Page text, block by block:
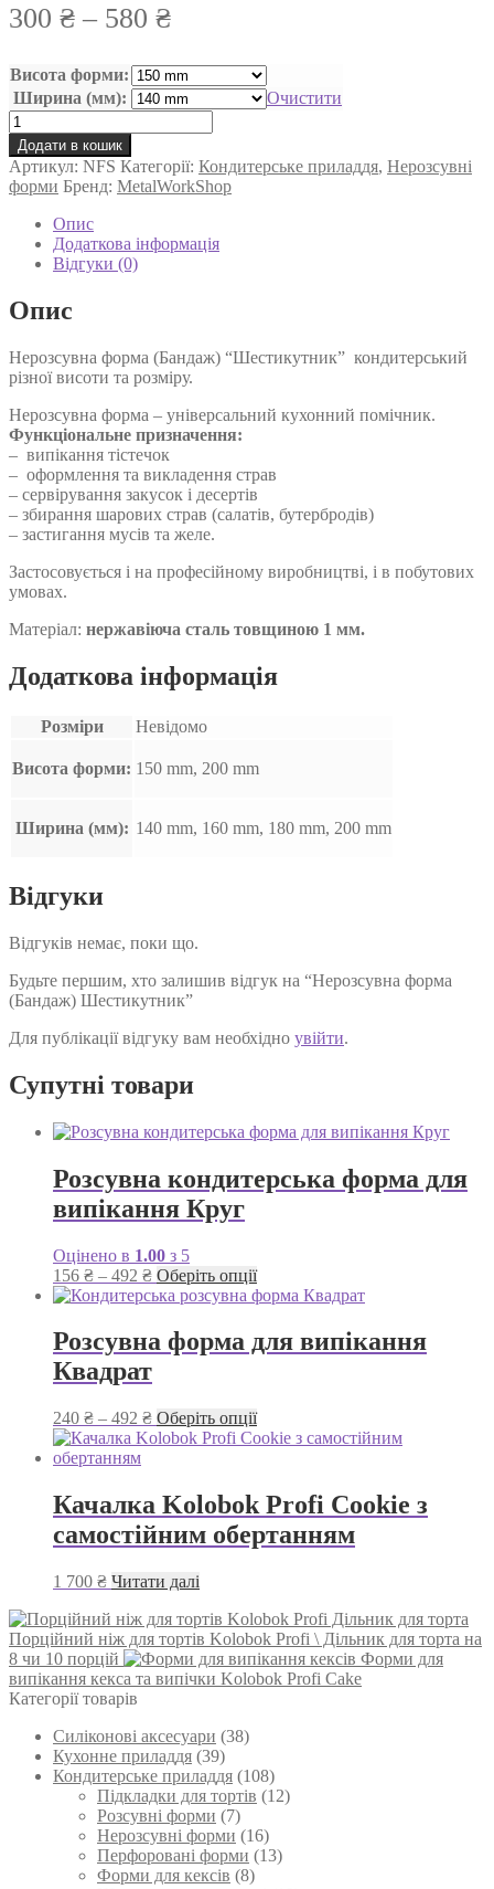
300 ₴ – 580 ₴Діапазон
від
300 ₴
580 ₴
Висота форми:
Ширина (мм):
Очистити
Нерозсувна
форма
(Бандаж)
Шестикутник
кількість
Додати в кошик
Артикул: NFS Категорії: Кондитерське приладдя, Нерозсувні
форми Бренд: MetalWorkShop
Опис
Додаткова інформація
Відгуки (0)
Опис
Нерозсувна форма (Бандаж) “Шестикутник” кондитерський
різної висоти та розміру.
Нерозсувна форма – універсальний кухонний помічник.
Функціональне призначення:
– випікання тістечок
– оформлення та викладення страв
– сервірування закусок і десертів
– збирання шарових страв (салатів, бутербродів)
– застигання мусів та желе.
Застосовується і на професійному виробництві, і в побутових
умовах.
Матеріал: нержавіюча сталь товщиною 1 мм.
Додаткова інформація
Розміри Невідомо
Висота форми: 150 mm, 200 mm
Ширина (мм): 140 mm, 160 mm, 180 mm, 200 mm
Відгуки
Відгуків немає, поки що.
Будьте першим, хто залишив відгук на “Нерозсувна форма
(Бандаж) Шестикутник”
Для публікації відгуку вам необхідно увійти.
Супутні товари
Розсувна кондитерська форма для
випікання Круг
Оцінено в 1.00 з 5
156 ₴ – 492 ₴Діапазон
цін:
156 ₴
до
492 ₴
Оберіть опціїЦей
товар
кілька
варіантів.
вибрати
на
Розсувна форма для випікання
Квадрат
240 ₴ – 492 ₴Діапазон
цін:
до
492 ₴
Оберіть опціїЦей
товар
варіантів.
Параметри
можна
товару
Качалка Kolobok Profi Cookie з
самостійним обертанням
1 700 ₴ Читати далі
Порційний ніж для тортів Kolobok Profi \ Дільник для торта на
8 чи 10 порцій
Форми для
випікання кекса та випічки Kolobok Profi Cake
Категорії товарів
Силіконові аксесуари (38)
Кухонне приладдя (39)
Кондитерське приладдя (108)
Підкладки для тортів (12)
Розсувні форми (7)
Нерозсувні форми (16)
Перфоровані форми (13)
Форми для кексів (8)